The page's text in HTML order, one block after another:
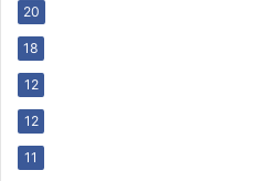
20
18
12
12
11